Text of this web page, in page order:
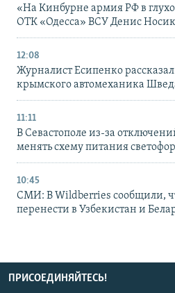
«На Кинбурне армия РФ в
ОТК «Одесса» ВСУ Денис
12:08
Журналист Есипенко
крымского автомеханика
11:11
В Севастополе из-за
менять схему питания
10:45
СМИ: В Wildberries сообщили,
перенести в Узбекистан и
ПРИСОЕДИНЯЙТЕСЬ!